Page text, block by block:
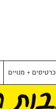
כרטיסים + מנויים